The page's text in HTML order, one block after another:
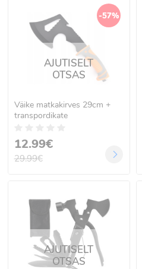
-57%
AJUTISELT
OTSAS
Väike matkakirves 29cm +
transpordikate
12.99€
29.99€
AJUTISELT
OTSAS